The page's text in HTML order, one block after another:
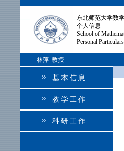
东北师范大学数
个人信息
School of
Personal Particulars
林萍 教授
基本信息
教学工作
科研工作